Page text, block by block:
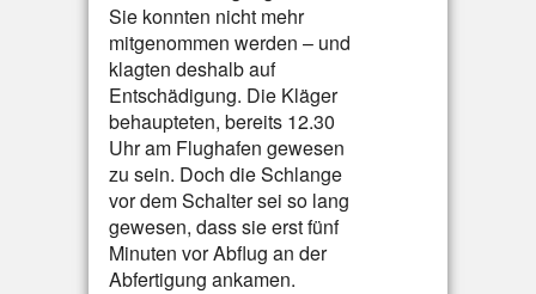
Sie konnten nicht mehr
mitgenommen werden – und
klagten deshalb auf
Entschädigung. Die Kläger
behaupteten, bereits 12.30
Uhr am Flughafen gewesen
zu sein. Doch die Schlange
vor dem Schalter sei so lang
gewesen, dass sie erst fünf
Minuten vor Abflug an der
Abfertigung ankamen.